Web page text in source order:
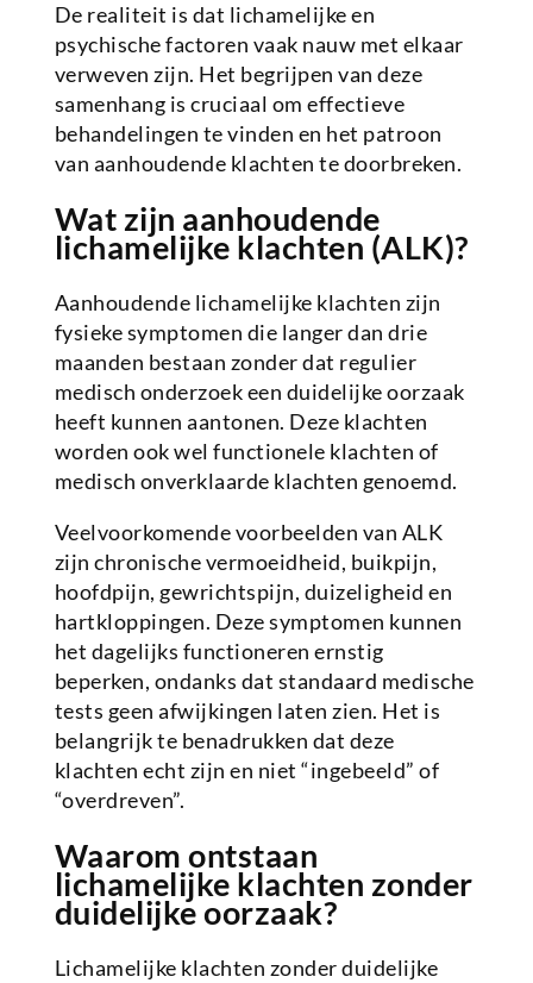
De realiteit is dat lichamelijke en
psychische factoren vaak nauw met elkaar
verweven zijn. Het begrijpen van deze
samenhang is cruciaal om effectieve
behandelingen te vinden en het patroon
van aanhoudende klachten te doorbreken.
Wat zijn aanhoudende
lichamelijke klachten (ALK)?
Aanhoudende lichamelijke klachten zijn
fysieke symptomen die langer dan drie
maanden bestaan zonder dat regulier
medisch onderzoek een duidelijke oorzaak
heeft kunnen aantonen. Deze klachten
worden ook wel functionele klachten of
medisch onverklaarde klachten genoemd.
Veelvoorkomende voorbeelden van ALK
zijn chronische vermoeidheid, buikpijn,
hoofdpijn, gewrichtspijn, duizeligheid en
hartkloppingen. Deze symptomen kunnen
het dagelijks functioneren ernstig
beperken, ondanks dat standaard medische
tests geen afwijkingen laten zien. Het is
belangrijk te benadrukken dat deze
klachten echt zijn en niet “ingebeeld” of
“overdreven”.
Waarom ontstaan
lichamelijke klachten zonder
duidelijke oorzaak?
Lichamelijke klachten zonder duidelijke